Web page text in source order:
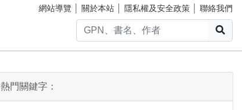
網站導覽 關於本站 隱私權及安全政策 聯絡我們
熱門關鍵字：